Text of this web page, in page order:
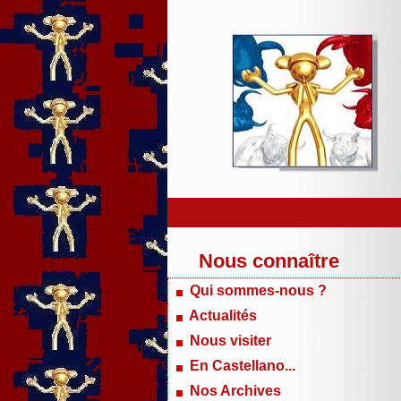
Nous connaître
Qui sommes-nous ?
Actualités
Nous visiter
En Castellano...
Nos Archives